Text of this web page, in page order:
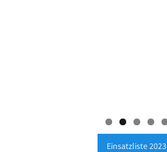
Einsatzliste 2023